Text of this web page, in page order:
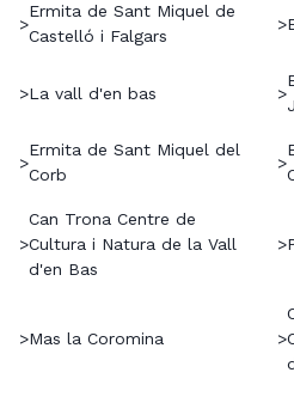
>
Ermita de Sant Miquel de
Castelló i Falgars
>
>La vall d'en bas >
>
Ermita de Sant Miquel del
Corb
>
>
Can Trona Centre de
Cultura i Natura de la Vall
d'en Bas
>
>Mas la Coromina >